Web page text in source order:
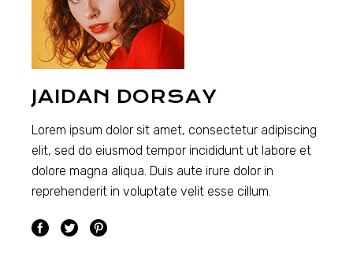
JAIDAN DORSAY
Lorem ipsum dolor sit amet, consectetur adipiscing
elit, sed do eiusmod tempor incididunt ut labore et
dolore magna aliqua. Duis aute irure dolor in
reprehenderit in voluptate velit esse cillum.